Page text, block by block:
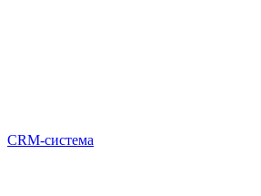
CRM-система